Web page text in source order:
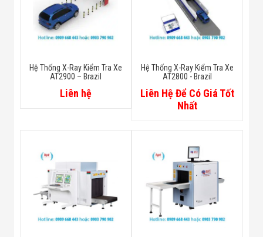
Hệ Thống X-Ray Kiểm Tra Xe
AT2900 – Brazil
Liên hệ
Hệ Thống X-Ray Kiểm Tra Xe
AT2800 - Brazil
Liên Hệ Để Có Giá Tốt
Nhất